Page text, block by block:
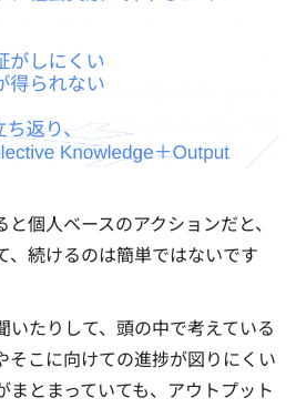
個人ベースのアクションだと、
、続けるのは簡単ではないです
いたりして、頭の中で考えている
そこに向けての進捗が図りにくい
まとまっていても、アウトプット